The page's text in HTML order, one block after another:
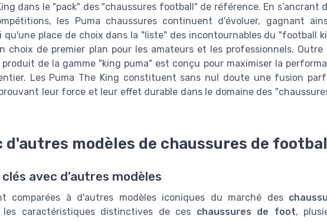
dans le "pack" des "chaussures football" de référence. En s’ancrant
les Puma chaussures continuent d'évoluer, gagnant
place de choix dans la "liste" des incontournables du "football
de premier plan pour les amateurs et les professionnels. Outre
de la gamme "king puma" est conçu pour maximiser la
Les Puma The King constituent sans nul doute une fusion
leur force et leur effet durable dans le domaine des
d'autres modèles de chaussures de
avec d'autres modèles
comparées à d'autres modèles iconiques du marché des
les caractéristiques distinctives de ces chaussures de foot,